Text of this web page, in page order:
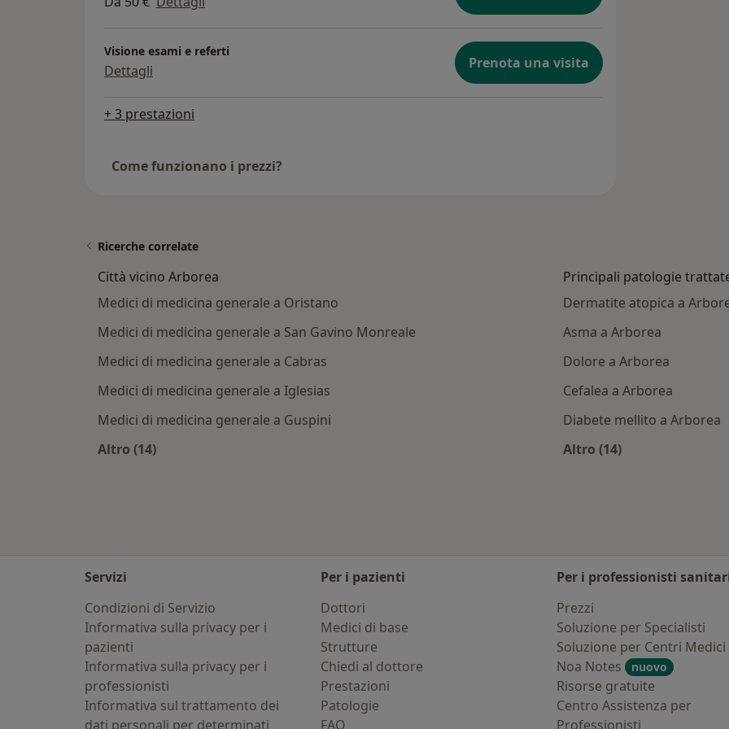
Visione esami e referti
Dettagli Prenota una visita
+ 3 prestazioni
Come funzionano i prezzi?
Ricerche correlate
Città vicino Arborea
Medici di medicina generale a Oristano
Medici di medicina generale a San Gavino Monreale
Medici di medicina generale a Cabras
Medici di medicina generale a Iglesias
Medici di medicina generale a Guspini
Altro (14)
Principali patologie
Dermatite atopica a
Asma a Arborea
Dolore a Arborea
Cefalea a Arborea
Diabete mellito a Arborea
Altro (14)
Servizi
Condizioni di Servizio
Informativa sulla privacy per i
pazienti
Informativa sulla privacy per i
professionisti
Informativa sul trattamento dei
dati personali per determinati
Per i pazienti
Dottori
Medici di base
Strutture
Chiedi al dottore
Prestazioni
Patologie
FAQ
Per i professionisti
Prezzi
Soluzione per Specialisti
Soluzione per Centri Medici
Noa Notes
nuovo
Risorse gratuite
Centro Assistenza per
Professionisti